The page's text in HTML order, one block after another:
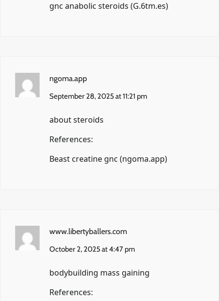
gnc anabolic steroids (G.6tm.es)
ngoma.app
September 28, 2025 at 11:21 pm
about steroids
References:
Beast creatine gnc (ngoma.app)
www.libertyballers.com
October 2, 2025 at 4:47 pm
bodybuilding mass gaining
References: